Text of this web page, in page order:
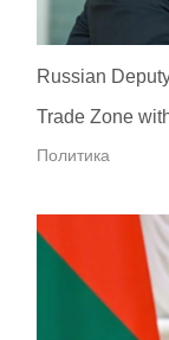
Russian
Trade Zone
Политика